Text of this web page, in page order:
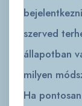
szerved
állapotban
milyen
Ha